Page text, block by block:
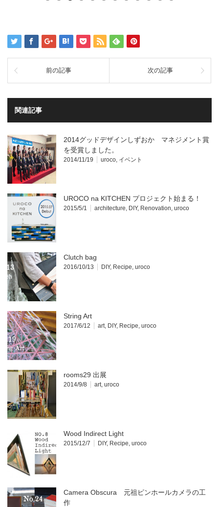
前の記事 次の記事
関連記事
2014グッドデザインしずおか マネジメント賞
を受賞しました。
2014/11/19 uroco, イベント
UROCO na KITCHEN プロジェクト始まる！
2015/5/1 architecture, DIY, Renovation, uroco
Clutch bag
2016/10/13 DIY, Recipe, uroco
String Art
2017/6/12 art, DIY, Recipe, uroco
rooms29 出展
2014/9/8 art, uroco
Wood Indirect Light
2015/12/7 DIY, Recipe, uroco
Camera Obscura 元祖ピンホールカメラの工
作